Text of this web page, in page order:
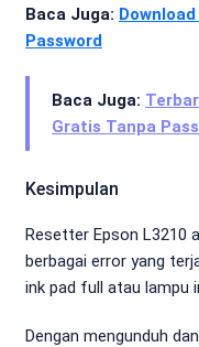
Baca Juga:
Password
Baca Juga:
Gratis Tanpa
Kesimpulan
Resetter Epson L3210
berbagai error yang
ink pad full atau lampu
Dengan mengunduh